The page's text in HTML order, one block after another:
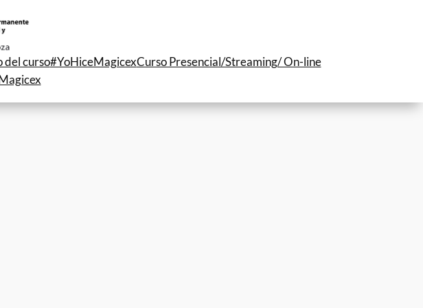
del curso#YoHiceMagicexCurso Presencial/Streaming/ On-line